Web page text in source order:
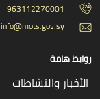
963112270001
info@mots.gov.sy
روابط هامة
الأخبار والنشاطات